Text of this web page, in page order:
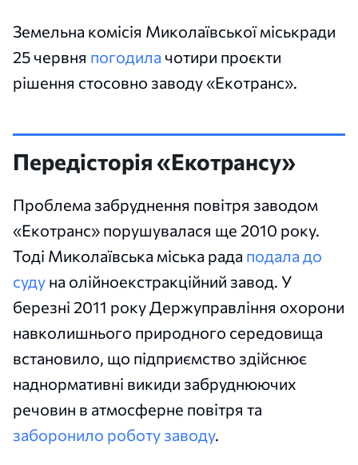
Земельна комісія Миколаївської міськради
25 червня погодила чотири проєкти
рішення стосовно заводу «Екотранс».
Передісторія «Екотрансу»
Проблема забруднення повітря заводом
«Екотранс» порушувалася ще 2010 року.
Тоді Миколаївська міська рада подала до
суду на олійноекстракційний завод. У
березні 2011 року Держуправління охорони
навколишнього природного середовища
встановило, що підприємство здійснює
наднормативні викиди забруднюючих
речовин в атмосферне повітря та
заборонило роботу заводу.